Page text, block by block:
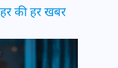
की हर खबर